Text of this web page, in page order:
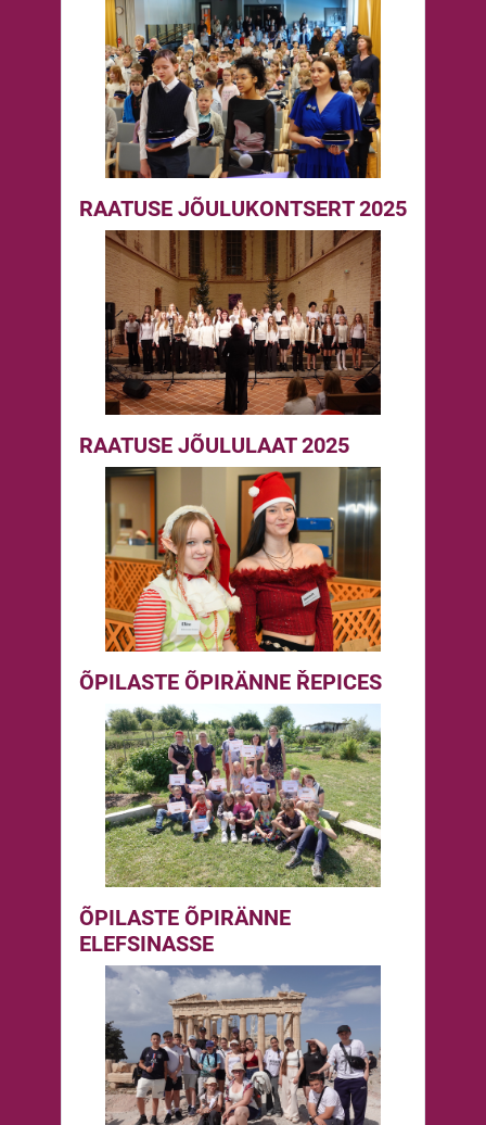
RAATUSE JÕULUKONTSERT 2025
RAATUSE JÕULULAAT 2025
ÕPILASTE ÕPIRÄNNE ŘEPICES
ÕPILASTE ÕPIRÄNNE
ELEFSINASSE